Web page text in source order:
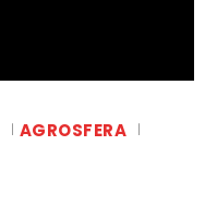
AGROSFERA